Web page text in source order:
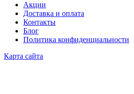
Акции
Доставка и оплата
Контакты
Блог
Политика конфиденциальности
Карта сайта